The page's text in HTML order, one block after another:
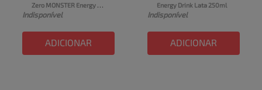
Zero MONSTER Energy
Lata 473ml
Indisponível
ADICIONAR
Energy Drink Lata 250ml
Indisponível
ADICIONAR